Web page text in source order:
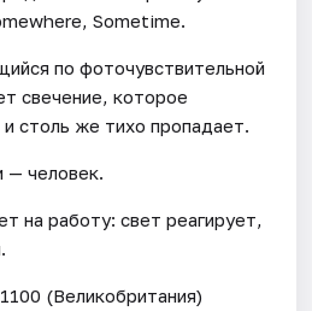
Sometime.
по фоточувствительной
свечение, которое
столь же тихо пропадает.
— человек.
на работу: свет реагирует,
(Великобритания)